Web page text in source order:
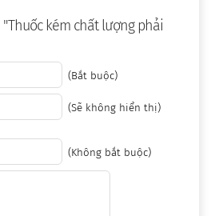
kém chất lượng phải
(Bắt buộc)
(Sẽ không hiển thị)
(Không bắt buộc)